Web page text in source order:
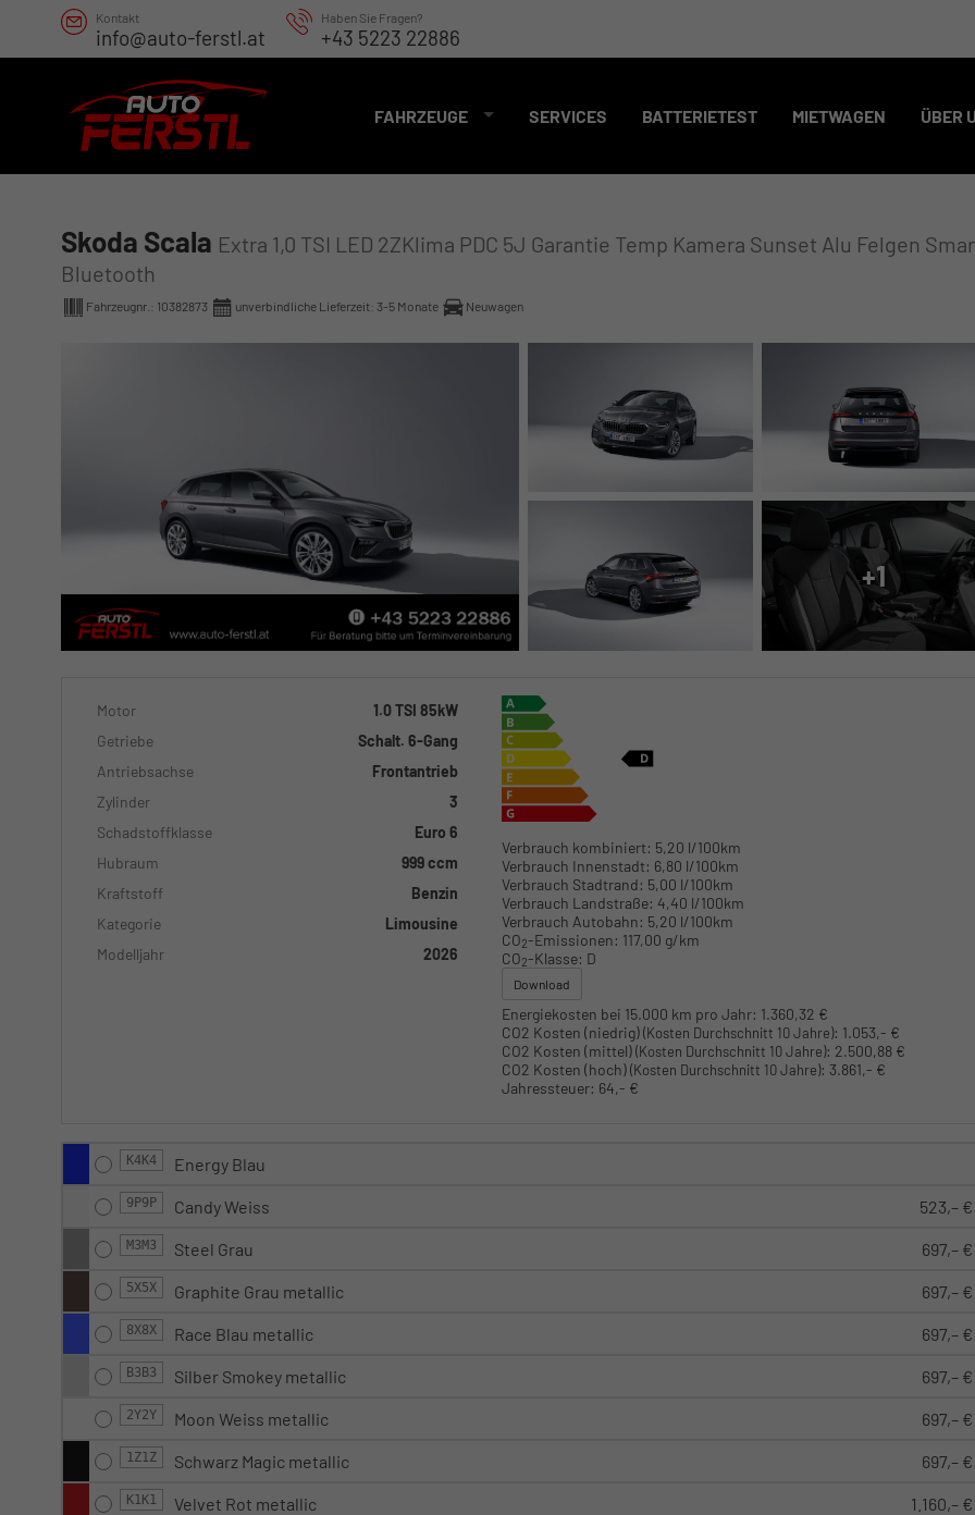
Kontakt
info@auto-ferstl.at
Haben Sie Fragen?
+43 5223 22886
FAHRZEUGE SERVICES BATTERIETEST MIETWAGEN ÜBER
Skoda Scala Extra 1,0 TSI LED 2ZKlima PDC 5J Garantie Temp Kamera Sunset Alu Felgen
Bluetooth
Fahrzeugnr.: 10382873 unverbindliche Lieferzeit: 3-5 Monate Neuwagen
+1
Motor
1.0 TSI 85kW
Getriebe
Schalt. 6-Gang
Antriebsachse
Frontantrieb
Zylinder
3
Schadstoffklasse
Euro 6
Hubraum
999 ccm
Kraftstoff
Benzin
Kategorie
Limousine
Modelljahr
2026
Verbrauch kombiniert: 5,20 l/100km
Verbrauch Innenstadt: 6,80 l/100km
Verbrauch Stadtrand: 5,00 l/100km
Verbrauch Landstraße: 4,40 l/100km
Verbrauch Autobahn: 5,20 l/100km
CO2-Emissionen: 117,00 g/km
CO2-Klasse: D
Download
Energiekosten bei 15.000 km pro Jahr: 1.360,32 €
CO2 Kosten (niedrig)(Kosten Durchschnitt 10 Jahre): 1.053,- €
CO2 Kosten (mittel)(Kosten Durchschnitt 10 Jahre): 2.500,88 €
CO2 Kosten (hoch)(Kosten Durchschnitt 10 Jahre): 3.861,- €
Jahressteuer: 64,- €
K4K4 Energy Blau
9P9P Candy Weiss 523,– €
M3M3 Steel Grau 697,– €
5X5X Graphite Grau metallic 697,– €
8X8X Race Blau metallic 697,– €
B3B3 Silber Smokey metallic 697,– €
2Y2Y Moon Weiss metallic 697,– €
1Z1Z Schwarz Magic metallic 697,– €
K1K1 Velvet Rot metallic 1.160,– €